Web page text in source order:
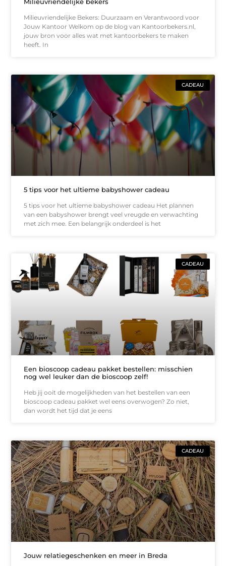
Milieuvriendelijke Bekers: Duurzaam en Verantwoord voor
Jouw Kantoor Welkom op de blog van Kantoorbekers.nl,
jouw bron voor alles wat met kantoorbekers te maken
heeft. In
CADEAU
5 tips voor het ultieme babyshower cadeau
5 tips voor het ultieme babyshower cadeau Het plannen
van een babyshower brengt veel vreugde en verwachting
met zich mee. Een belangrijk onderdeel is het
CADEAU
Een bioscoop cadeau pakket bestellen: misschien
nog wel leuker dan de bioscoop zelf!
Heb jij ooit de mogelijkheden van het bestellen van een
bioscoop cadeau pakket wel eens overwogen? Zo niet,
dan wordt het tijd dat je eens
CADEAU
Jouw relatiegeschenken en meer in Breda